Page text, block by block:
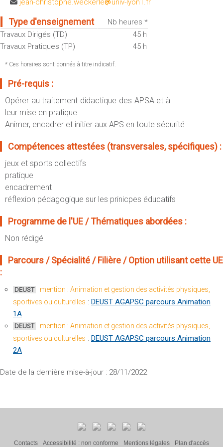
Sportives)
UFR FS (Chimie, Mathématique, Physique)
UFR Biosciences (Biologie, Biochimie)
GEP (Génie Electrique des Procédés - Département composante)
Informatique (Département Composante)
Mécanique (Département composante)
Fermer
Plan et accès
OUTILS
Intranet des personnels
Moodle
Messagerie
Stage et emploi
Portefeuille d'Expériences et
de Compétences
Fermer
jean-christophe.weckerle
univ-lyon1.fr
Type d'enseignement
Nb heures *
Travaux Dirigés (TD)
45 h
Travaux Pratiques (TP)
45 h
* Ces horaires sont donnés à titre indicatif.
Pré-requis :
Opérer au traitement didactique des APSA et à
leur mise en pratique
Animer, encadrer et initier aux APS en toute sécurité
Compétences attestées (transversales, spécifiques) :
jeux et sports collectifs
pratique
encadrement
réflexion pédagogique sur les prinicpes éducatifs
Programme de l'UE / Thématiques abordées :
Non rédigé
Parcours / Spécialité / Filière / Option utilisant cette UE
:
DEUST
mention : Animation et gestion des activités physiques,
sportives ou culturelles : DEUST AGAPSC parcours Animation
1A
DEUST
mention : Animation et gestion des activités physiques,
sportives ou culturelles : DEUST AGAPSC parcours Animation
2A
Date de la dernière mise-à-jour : 28/11/2022
Contacts Accessibilité : non conforme Mentions légales Plan d'accès